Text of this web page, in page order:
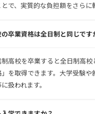
で、実質的な負担額をさらに
卒業資格は全日制と同じです
高校を卒業すると全日制高
を取得できます。大学受験や
扱われます。